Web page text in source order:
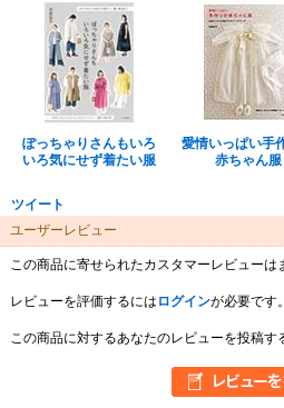
ぽっちゃりさんもいろ
いろ気にせず着たい服
愛情いっぱい手
赤ちゃん服
ツイート
ユーザーレビュー
この商品に寄せられたカスタマーレビューは
レビューを評価するには ログインが必要です。
この商品に対するあなたのレビューを投稿す